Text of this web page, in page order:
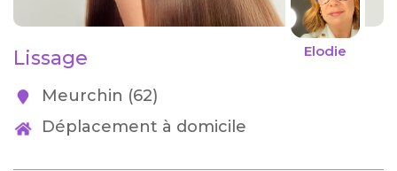
Elodie
Lissage
Meurchin (62)
Déplacement à domicile